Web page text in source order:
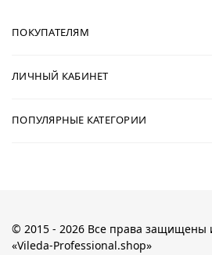
ПОКУПАТЕЛЯМ
ЛИЧНЫЙ КАБИНЕТ
ПОПУЛЯРНЫЕ КАТЕГОРИИ
© 2015 - 2026 Все права защищены
«Vileda-Professional.shop»